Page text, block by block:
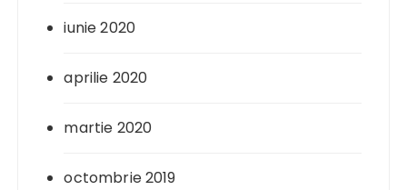
iunie 2020
aprilie 2020
martie 2020
octombrie 2019